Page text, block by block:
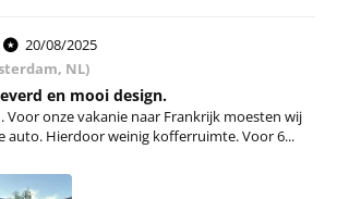
20/08/2025
NL)
en mooi design.
Voor onze vakanie naar Frankrijk moesten wij
auto. Hierdoor weinig kofferruimte. Voor 6...